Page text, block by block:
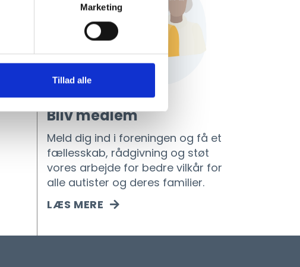
Marketing
Tillad alle
Bliv medlem
Meld dig ind i foreningen og få et
fællesskab, rådgivning og støt
vores arbejde for bedre vilkår for
alle autister og deres familier.
LÆS MERE